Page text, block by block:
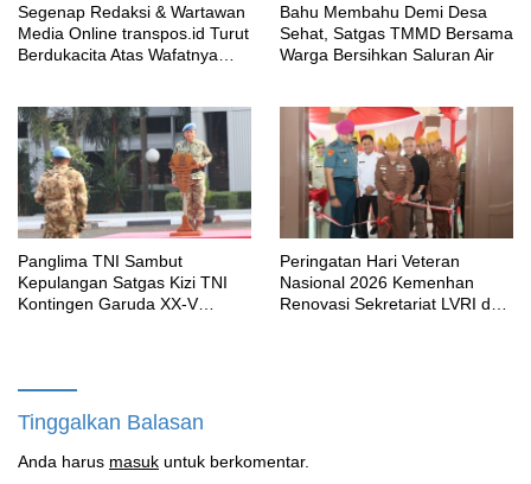
Segenap Redaksi & Wartawan
Media Online transpos.id Turut
Berdukacita Atas Wafatnya
Bahu Membahu Demi Desa
Sehat, Satgas TMMD Bersama
Warga Bersihkan Saluran Air
Panglima TNI Sambut
Kepulangan Satgas Kizi TNI
Kontingen Garuda XX-V
Peringatan Hari Veteran
Nasional 2026 Kemenhan
Renovasi Sekretariat LVRI dan
Tinggalkan Balasan
Anda harus masuk untuk berkomentar.